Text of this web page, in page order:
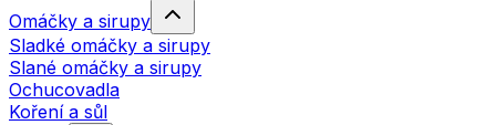
Omáčky a sirupy
Sladké omáčky a sirupy
Slané omáčky a sirupy
Ochucovadla
Koření a sůl